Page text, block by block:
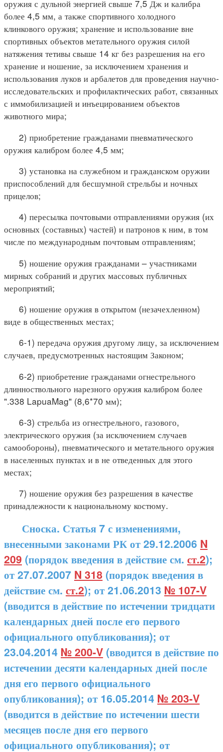
оружия с дульной энергией свыше 7,5 Дж и калибра
более 4,5 мм, а также спортивного холодного
клинкового оружия; хранение и использование вне
спортивных объектов метательного оружия силой
натяжения тетивы свыше 14 кг без разрешения на его
хранение и ношение, за исключением хранения и
использования луков и арбалетов для проведения научно-
исследовательских и профилактических работ, связанных
с иммобилизацией и инъецированием объектов
животного мира;
2) приобретение гражданами пневматического
оружия калибром более 4,5 мм;
3) установка на служебном и гражданском оружии
приспособлений для бесшумной стрельбы и ночных
прицелов;
4) пересылка почтовыми отправлениями оружия (их
основных (составных) частей) и патронов к ним, в том
числе по международным почтовым отправлениям;
5) ношение оружия гражданами – участниками
мирных собраний и других массовых публичных
мероприятий;
6) ношение оружия в открытом (незачехленном)
виде в общественных местах;
6-1) передача оружия другому лицу, за исключением
случаев, предусмотренных настоящим Законом;
6-2) приобретение гражданами огнестрельного
длинноствольного нарезного оружия калибром более
".338 LapuaMag" (8,6*70 мм);
6-3) стрельба из огнестрельного, газового,
электрического оружия (за исключением случаев
самообороны), пневматического и метательного оружия
в населенных пунктах и в не отведенных для этого
местах;
7) ношение оружия без разрешения в качестве
принадлежности к национальному костюму.
Сноска. Статья 7 с изменениями,
внесенными законами РК от 29.12.2006 N
209 (порядок введения в действие см. ст.2);
от 27.07.2007 N 318 (порядок введения в
действие см. ст.2); от 21.06.2013 № 107-V
(вводится в действие по истечении тридцати
календарных дней после его первого
официального опубликования); от
23.04.2014 № 200-V (вводится в действие по
истечении десяти календарных дней после
дня его первого официального
опубликования); от 16.05.2014 № 203-V
(вводится в действие по истечении шести
месяцев после дня его первого
официального опубликования); от